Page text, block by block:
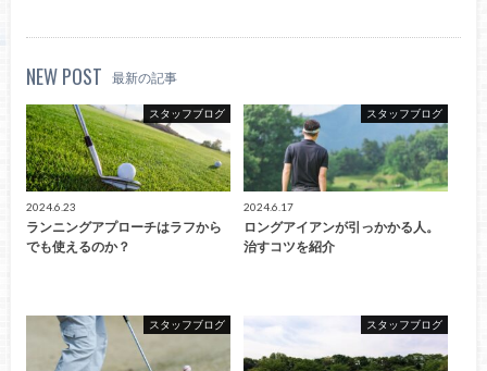
NEW POST 最新の記事
スタッフブログ
2024.6.23
ランニングアプローチはラフから
でも使えるのか？
スタッフブログ
2024.6.17
ロングアイアンが引っかかる人。
治すコツを紹介
スタッフブログ スタッフブログ